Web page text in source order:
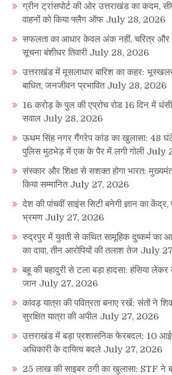
ग्रीन ट्रांसपोर्ट की ओर उत्तराखंड का कदम,
वाहनों को किया फ्लैग ऑफ July 28, 2026
सफलता का आधार केवल अंक नहीं, चरित्र और
सूचना बंशीधर तिवारी July 28, 2026
उत्तराखंड में मूसलाधार बारिश का कहर:
बाधित, जनजीवन प्रभावित July 28, 2026
16 करोड़ के पुल की एप्रोच रोड 16 दिन में धंसी,
सवाल July 28, 2026
ऊधम सिंह नगर गैंगरेप कांड का खुलासा: 48 घंटे
पुलिस मुठभेड़ में एक के पैर में लगी गोली July
संस्कार और शिक्षा से सशक्त होगा भारत:
किया सम्मानित July 27, 2026
देश की पांचवीं साइंस सिटी बनेगी ज्ञान का
भ्रमण July 27, 2026
रुद्रपुर में युवती से कथित सामूहिक दुष्कर्म का
का दावा, तीन आरोपियों की तलाश तेज July
बहू की बहादुरी से टला बड़ा हादसा: हंसिया
जान July 27, 2026
कांवड़ यात्रा की पवित्रता बनाए रखें: संतों ने
सुरक्षित यात्रा की अपील July 27, 2026
उत्तराखंड में बड़ा प्रशासनिक फेरबदल: 10
अधिकारी के दायित्व बदले July 27, 2026
25 लाख की साइबर ठगी का खुलासा: STF ने